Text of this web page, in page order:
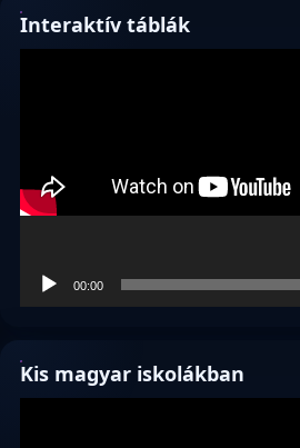
Interaktív táblák
00:00
Kis magyar iskolákban